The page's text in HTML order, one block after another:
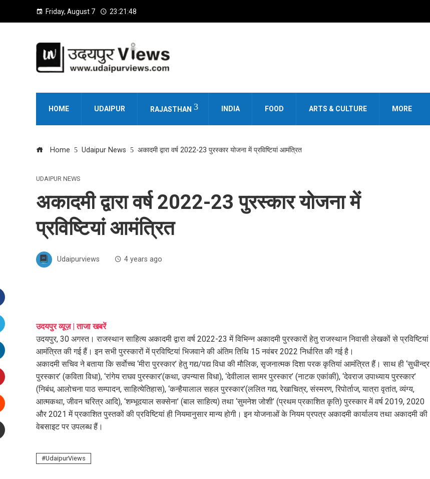
Friday, August 7 23:21:49
HOME UDAIPUR RAJASTHAN INDIA FOOD ARTS & CULTURE MORE
Home Udaipur News अकादमी द्वारा वर्ष 2022-23 पुरस्कार योजना में प्रविष्टियां आमंत्रित
UDAIPUR NEWS
अकादमी द्वारा वर्ष 2022-23 पुरस्कार योजना में
प्रविष्टियां आमंत्रित
Udaipurviews 4 years ago
उदयपुर व्यूज़ | ताजा खबरें
उदयपुर, 30 अगस्त। राजस्थान साहित्य अकादमी द्वारा वर्ष 2022-23 में विभिन्न अकादमी पुरस्कारों हेतु राजस्थान निवासी लेखकों से प्रविष्टियां
आमंत्रित की गई हैं। इन सभी पुरस्कारों में प्रविष्टियां भिजवाने की अंतिम तिथि 15 नवंबर 2022 निर्धारित की गई है।
अकादमी सचिव ने बताया कि सर्वाेच्च ‘मीरा पुरस्कार’ हेतु गद्य/पद्य विधा की मौलिक, सृजनात्मक दिशा परक कृतियां आमंत्रित हैं। साथ ही ‘सुधीन्द्र
पुरस्कार’ (कविता विधा), ‘रांगेय राघव पुरस्कार’(कथा, उपन्यास विधा), ‘देवीलाल सामर पुरस्कार’ (नाटक एकांकी), ‘देवराज उपाध्याय पुरस्कार’
(निबंध, आलोचना पाठ सम्पादन, साहित्येतिहास), ‘कन्हैयालाल सहल पुरस्कार’(ललित गद्य, रेखाचित्र, संस्मरण, रिपोर्ताज, यात्रा वृतांत, व्यंग्य,
आत्मकथा, जीवन चरित्र आदि), ‘शम्भूदयाल सक्सेना’ (बाल साहित्य) तथा ‘सुमनेश जोशी’ (प्रथम प्रकाशित कृति) पुरस्कार में वर्ष 2019, 2020
और 2021 में प्रकाशित पुस्तकों की प्रविष्टियां ही नियमानुसार मान्य होगी। इन योजनाओं के नियम प्रपत्र अकादमी कार्यालय तथा अकादमी की
वेबसाइट पर उपलब्ध हैं।
UdaipurViews